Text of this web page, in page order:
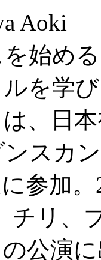
Aoki
始め
を学
、日
スカ
参加
チリ、
公演